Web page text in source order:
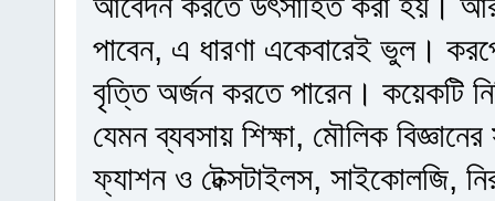
পাবেন, এ ধারণা একেবারেই ভুল।
বৃত্তি অর্জন করতে পারেন। কয়েকটি
যেমন ব্যবসায় শিক্ষা, মৌলিক
ফ্যাশন ও টেক্সটাইলস, সাইকোলজি,